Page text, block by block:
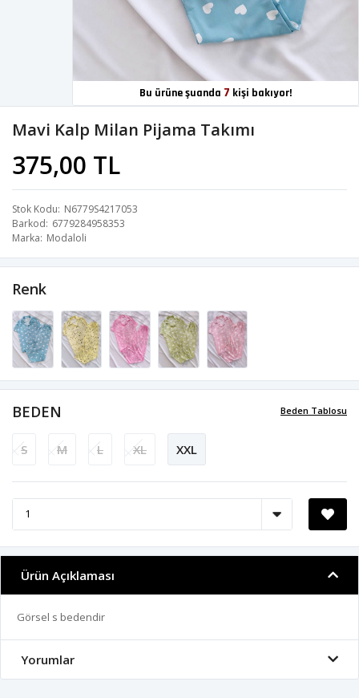
Bu ürüne şuanda 7 kişi bakıyor!
Mavi Kalp Milan Pijama Takımı
375,00 TL
Stok Kodu N6779S4217053
Barkod 6779284958353
Marka Modaloli
Renk
Beden Tablosu
BEDEN
S M L XL XXL
Ürün Açıklaması
Görsel s bedendir
Yorumlar